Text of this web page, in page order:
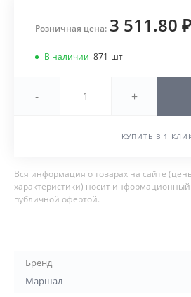
Розничная цена: 3 511.80 ₽
В наличии 871 шт
- +
КУПИТЬ В 1
Вся информация о товарах на сайте
характеристики) носит информационный
публичной офертой.
Бренд
Маршал